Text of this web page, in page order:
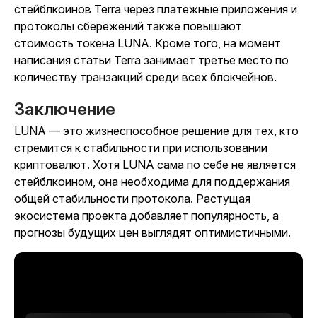
стейблкоинов Terra через платежные приложения и
протоколы сбережений также повышают
стоимость токена LUNA. Кроме того, на момент
написания статьи Terra занимает третье место по
количеству транзакций среди всех блокчейнов.
Заключение
LUNA — это жизнеспособное решение для тех, кто
стремится к стабильности при использовании
криптовалют. Хотя LUNA сама по себе не является
стейблкоином, она необходима для поддержания
общей стабильности протокола. Растущая
экосистема проекта добавляет популярность, а
прогнозы будущих цен выглядят оптимистичными.